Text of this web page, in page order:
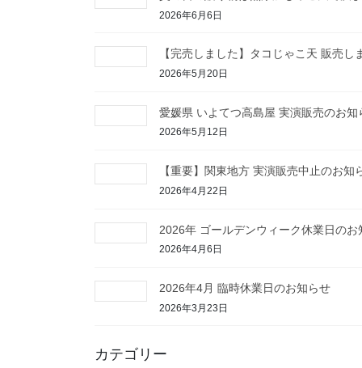
2026年6月6日
【完売しました】タコじゃこ天 販売し
2026年5月20日
愛媛県 いよてつ高島屋 実演販売のお知
2026年5月12日
【重要】関東地方 実演販売中止のお知
2026年4月22日
2026年 ゴールデンウィーク休業日のお
2026年4月6日
2026年4月 臨時休業日のお知らせ
2026年3月23日
カテゴリー